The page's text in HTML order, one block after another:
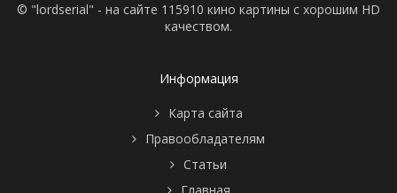
© "lordserial" - на сайте 115910 кино картины с хорошим HD
качеством.
Информация
Карта сайта
Правообладателям
Статьи